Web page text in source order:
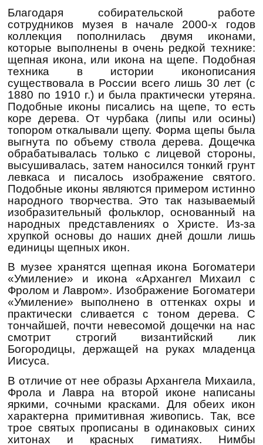
Благодаря собирательской работе
сотрудников музея в начале 2000-х годов
коллекция пополнилась двумя иконами,
которые выполнены в очень редкой технике:
щепная икона, или икона на щепе. Подобная
техника в истории иконописания
существовала в России всего лишь 30 лет (с
1880 по 1910 г.) и была практически утеряна.
Подобные иконы писались на щепе, то есть
коре дерева. От чурбака (липы или осины)
топором откалывали щепу. Форма щепы была
выгнута по объему ствола дерева. Дощечка
обрабатывалась только с лицевой стороны,
высушивалась, затем наносился тонкий грунт
левкаса и писалось изображение святого.
Подобные иконы являются примером истинно
народного творчества. Это так называемый
изобразительный фольклор, основанный на
народных представлениях о Христе. Из-за
хрупкой основы до наших дней дошли лишь
единицы щепных икон.
В музее хранятся щепная икона Богоматери
«Умиление» и икона «Архангел Михаил с
Фролом и Лавром». Изображение Богоматери
«Умиление» выполнено в оттенках охры и
практически сливается с тоном дерева. С
тончайшей, почти невесомой дощечки на нас
смотрит строгий византийский лик
Богородицы, держащей на руках младенца
Иисуса.
В отличие от нее образы Архангела Михаила,
Фрола и Лавра на второй иконе написаны
яркими, сочными красками. Для обеих икон
характерна примитивная живопись. Так, все
трое святых прописаны в одинаковых синих
хитонах и красных гиматиях. Нимбы